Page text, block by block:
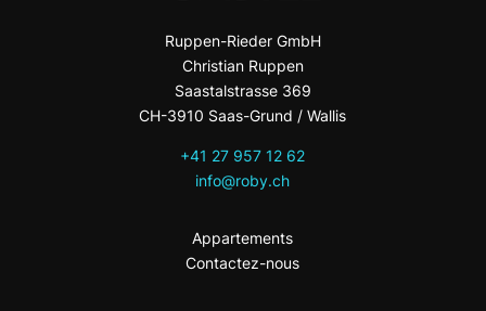
Ruppen-Rieder GmbH
Christian Ruppen
Saastalstrasse 369
CH-3910 Saas-Grund / Wallis
+41 27 957 12 62
info@roby.ch
Appartements
Contactez-nous